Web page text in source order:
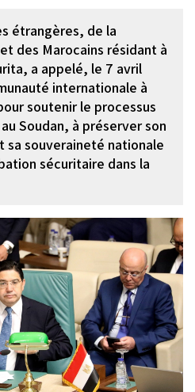
étrangères, de la
des Marocains résidant à
a appelé, le 7 avril
internationale à
soutenir le processus
Soudan, à préserver son
souveraineté nationale
sécuritaire dans la